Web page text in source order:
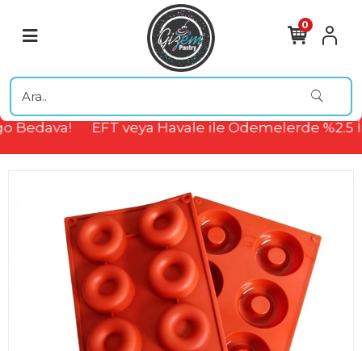
Bedava! EFT veya Havale ile Ödemelerde %2.5
0